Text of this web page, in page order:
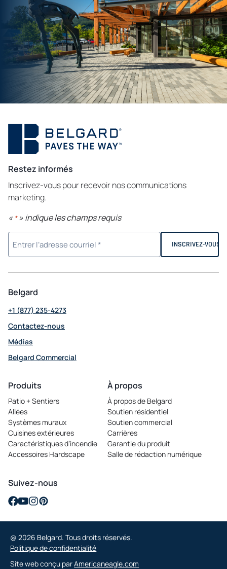
Restez informés
Inscrivez-vous pour recevoir nos communications
marketing.
« *» indique les champs requis
Belgard
+1 (877) 235-4273
Contactez-nous
Médias
Belgard Commercial
Produits
Patio + Sentiers
Allées
Systèmes muraux
Cuisines extérieures
Caractéristiques d’incendie
Accessoires Hardscape
À propos
À propos de Belgard
Soutien résidentiel
Soutien commercial
Carrières
opens in a new tab
Garantie du produit
Salle de rédaction numérique
Suivez-nous
opens in a new tab
opens in a new tab
opens in a new tab
opens in a new tab
@ 2026 Belgard. Tous droits réservés.
Politique de confidentialité
Site web conçu parAmericaneagle.com